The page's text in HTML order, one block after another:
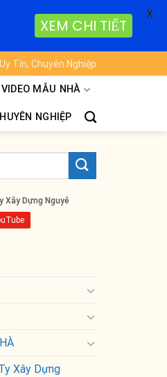
Tín, Chuyên Nghiệp
VIDEO MẪU NHÀ
NGHIỆP
Xây Dựng
XEM CHI TIẾT
X